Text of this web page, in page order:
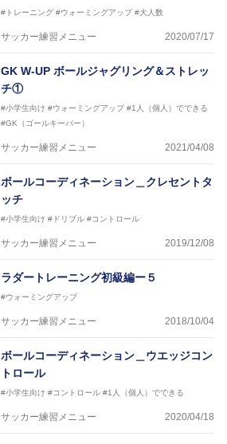
#トレーニング #ウォーミングアップ #大人数
サッカー練習メニュー 2020/07/17
GK W-UP ボールジャグリング＆ストレッ
チ①
#小学生向け #ウォーミングアップ #1人（個人）でできる
#GK（ゴールキーパー）
サッカー練習メニュー 2021/04/08
ボールコーディネーション＿クレセントタ
ッチ
#小学生向け #ドリブル #コントロール
サッカー練習メニュー 2019/12/08
ラダートレーニング初級編ー５
#ウォーミングアップ
サッカー練習メニュー 2018/10/04
ボールコーディネーション＿ウエッジコン
トロール
#小学生向け #コントロール #1人（個人）でできる
サッカー練習メニュー 2020/04/18